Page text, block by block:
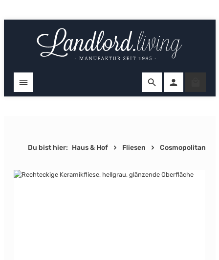
Du bist hier: Haus & Hof Fliesen Cosmopolitan
Bildergalerie überspringen